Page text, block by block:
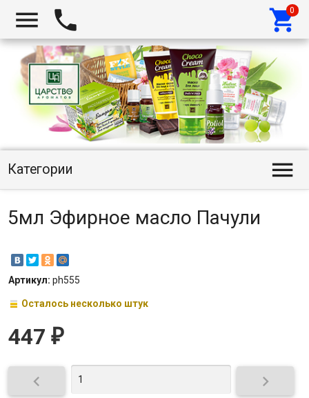
  
Категории 
5мл Эфирное масло Пачули
Артикул: ph555
Осталось несколько штук
447 ₽
 